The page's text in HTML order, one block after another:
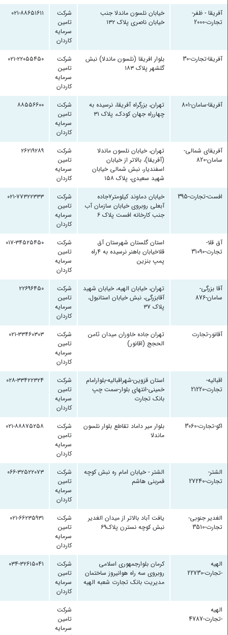
آفریقا - ظفر-
تجارت-2000
خیابان نلسون ماندلا جنب
خیابان ناصری پلاک ۱۳۲
شرکت
تامین
سرمایه
کاردان
۰۲۱-۸۸۶۵۱۶۱۱
آفریقا-تجارت-30
بلوار افریقا (نلسون ماندلا) نبش
گلشهر پلاک ۱۸۳
شرکت
تامین
سرمایه
کاردان
۰۲۱-۲۲۰۵۵۴۵۰
آفريقا-سامان-801
تهران، بزرگراه آفریقا، نرسیده به
چهارراه جهان کودک، پلاک ۳۱
شرکت
تامین
سرمایه
کاردان
۸۸۵۵۶۶۰۰
آفریقای شمالی-
سامان-820
تهران، خیابان نلسون ماندلا
(آفریقا)، بالاتر از خیابان
اسفندیار، نبش شمالی خیابان
شهید سعیدی، پلاک ۱۵۸
شرکت
تامین
سرمایه
کاردان
۲۶۲۱۹۲۸۹
افست-تجارت-395
خیابان دماوند کیلومتر۷جاده
آبعلی روبروی خیابان سازمان آب
جنب کارخانه افست پلاک ۶
شرکت
تامین
سرمایه
کاردان
۰۲۱-۷۷۳۲۲۳۳۳
آق قلا-
تجارت-31090
استان گلستان شهرستان آق
قلاخیابان باهنر نرسیده به ۴راه
پمپ بنزین
شرکت
تامین
سرمایه
کاردان
۰۱۷-۳۴۵۲۵۴۵۰
آقا بزرگی-
سامان-876
تهران، خیابان الهیه، خیابان شهید
آقابزرگی، نبش خیابان استانبول،
پلاک ۳۷
شرکت
تامین
سرمایه
کاردان
۲۲۶۹۶۴۵۰
آقانور-تجارت
تهران جاده خاوران میدان ثامن
الحجج (اقانور)
شرکت
تامین
سرمایه
کاردان
۰۲۱-۳۳۴۶۰۳۰۳
اقبالیه-
تجارت-21220
استان قزوین-شهراقبالیه-بلوارامام
خمینی-انتهای بلوار-سمت چپ
بانک تجارت
شرکت
تامین
سرمایه
کاردان
۰۲۸-۳۳۴۲۲۳۲۴
اکو-تجارت-3060
بلوار میر داماد تقاطع بلوار نلسون
ماندلا
شرکت
تامین
سرمایه
کاردان
۰۲۱-۸۸۸۷۵۲۵۸
الشتر-
تجارت-27240
الشتر - خیابان امام ره نبش کوچه
قمربنی هاشم
شرکت
تامین
سرمایه
کاردان
۰۶۶-۳۲۵۲۲۰۷۳
الغدیر جنوبی-
تجارت-3510
یافت آباد بالاتر از میدان الغدیر
نبش کوچه نسترن پلاک۶۹
شرکت
تامین
سرمایه
کاردان
۰۲۱-۶۶۲۳۵۹۳۱
الهیه
-تجارت-22730
کرمان بلوارجمهوری اسلامی
روبروی سه راه هوانیروز ساختمان
مدیریت بانک تجارت شعبه الهیه
شرکت
تامین
سرمایه
کاردان
۰۳۴-۳۲۶۱۵۰۴۱
الهیه
-تجارت-4787
شرکت
تامین
سرمایه